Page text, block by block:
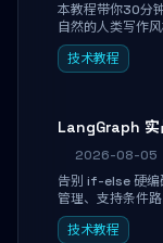
本教程带你30分
自然的人类写作
你的内容告别AI
术博主。
技术教程
LangGraph 实
2026-08-05
告别 if-else 硬编
管理、支持条件
决策、工具调用
状态丢失等常见坑
技术教程